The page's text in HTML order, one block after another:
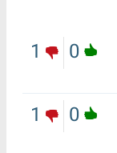
0
1
0
1